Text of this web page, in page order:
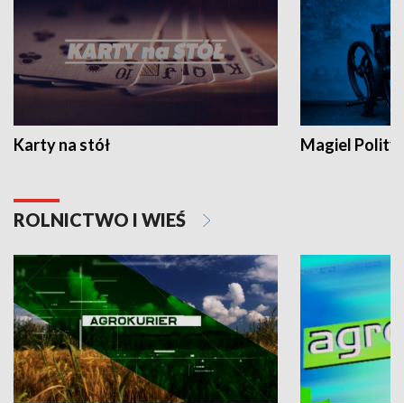
Karty na stół Magiel
ROLNICTWO I WIEŚ